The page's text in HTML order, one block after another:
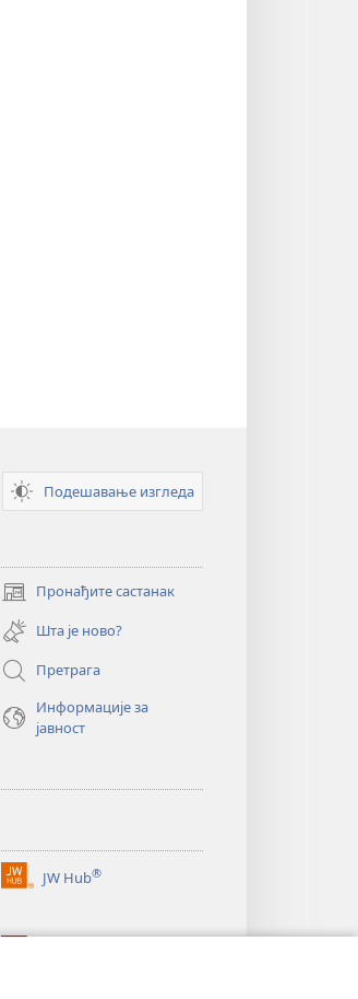
Подешавање изгледа
Пронађите састанак
(отвара
нови
прозор)
Шта је ново?
Претрага
Информације за
јавност
JW Hub®
(отвара